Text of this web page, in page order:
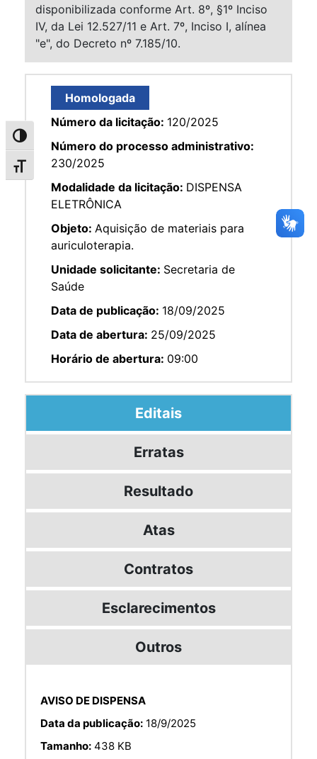
Alternar alto contraste
Alternar tamanho da fonte
disponibilizada conforme Art. 8º, §1º Inciso
IV, da Lei 12.527/11 e Art. 7º, Inciso I, alínea
"e", do Decreto nº 7.185/10.
Homologada
Número da licitação: 120/2025
Número do processo administrativo:
230/2025
Modalidade da licitação: DISPENSA
ELETRÔNICA
Objeto: Aquisição de materiais para
auriculoterapia.
Unidade solicitante: Secretaria de
Saúde
Data de publicação: 18/09/2025
Data de abertura: 25/09/2025
Horário de abertura: 09:00
Editais
Erratas
Resultado
Atas
Contratos
Esclarecimentos
Outros
AVISO DE DISPENSA
Data da publicação: 18/9/2025
Tamanho: 438 KB